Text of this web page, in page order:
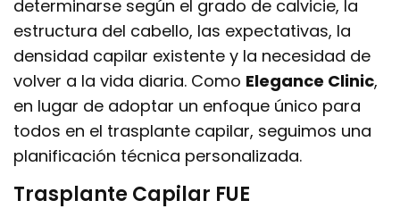
determinarse según el grado de calvicie, la
estructura del cabello, las expectativas, la
densidad capilar existente y la necesidad de
volver a la vida diaria. Como Elegance Clinic,
en lugar de adoptar un enfoque único para
todos en el trasplante capilar, seguimos una
planificación técnica personalizada.
Trasplante Capilar FUE